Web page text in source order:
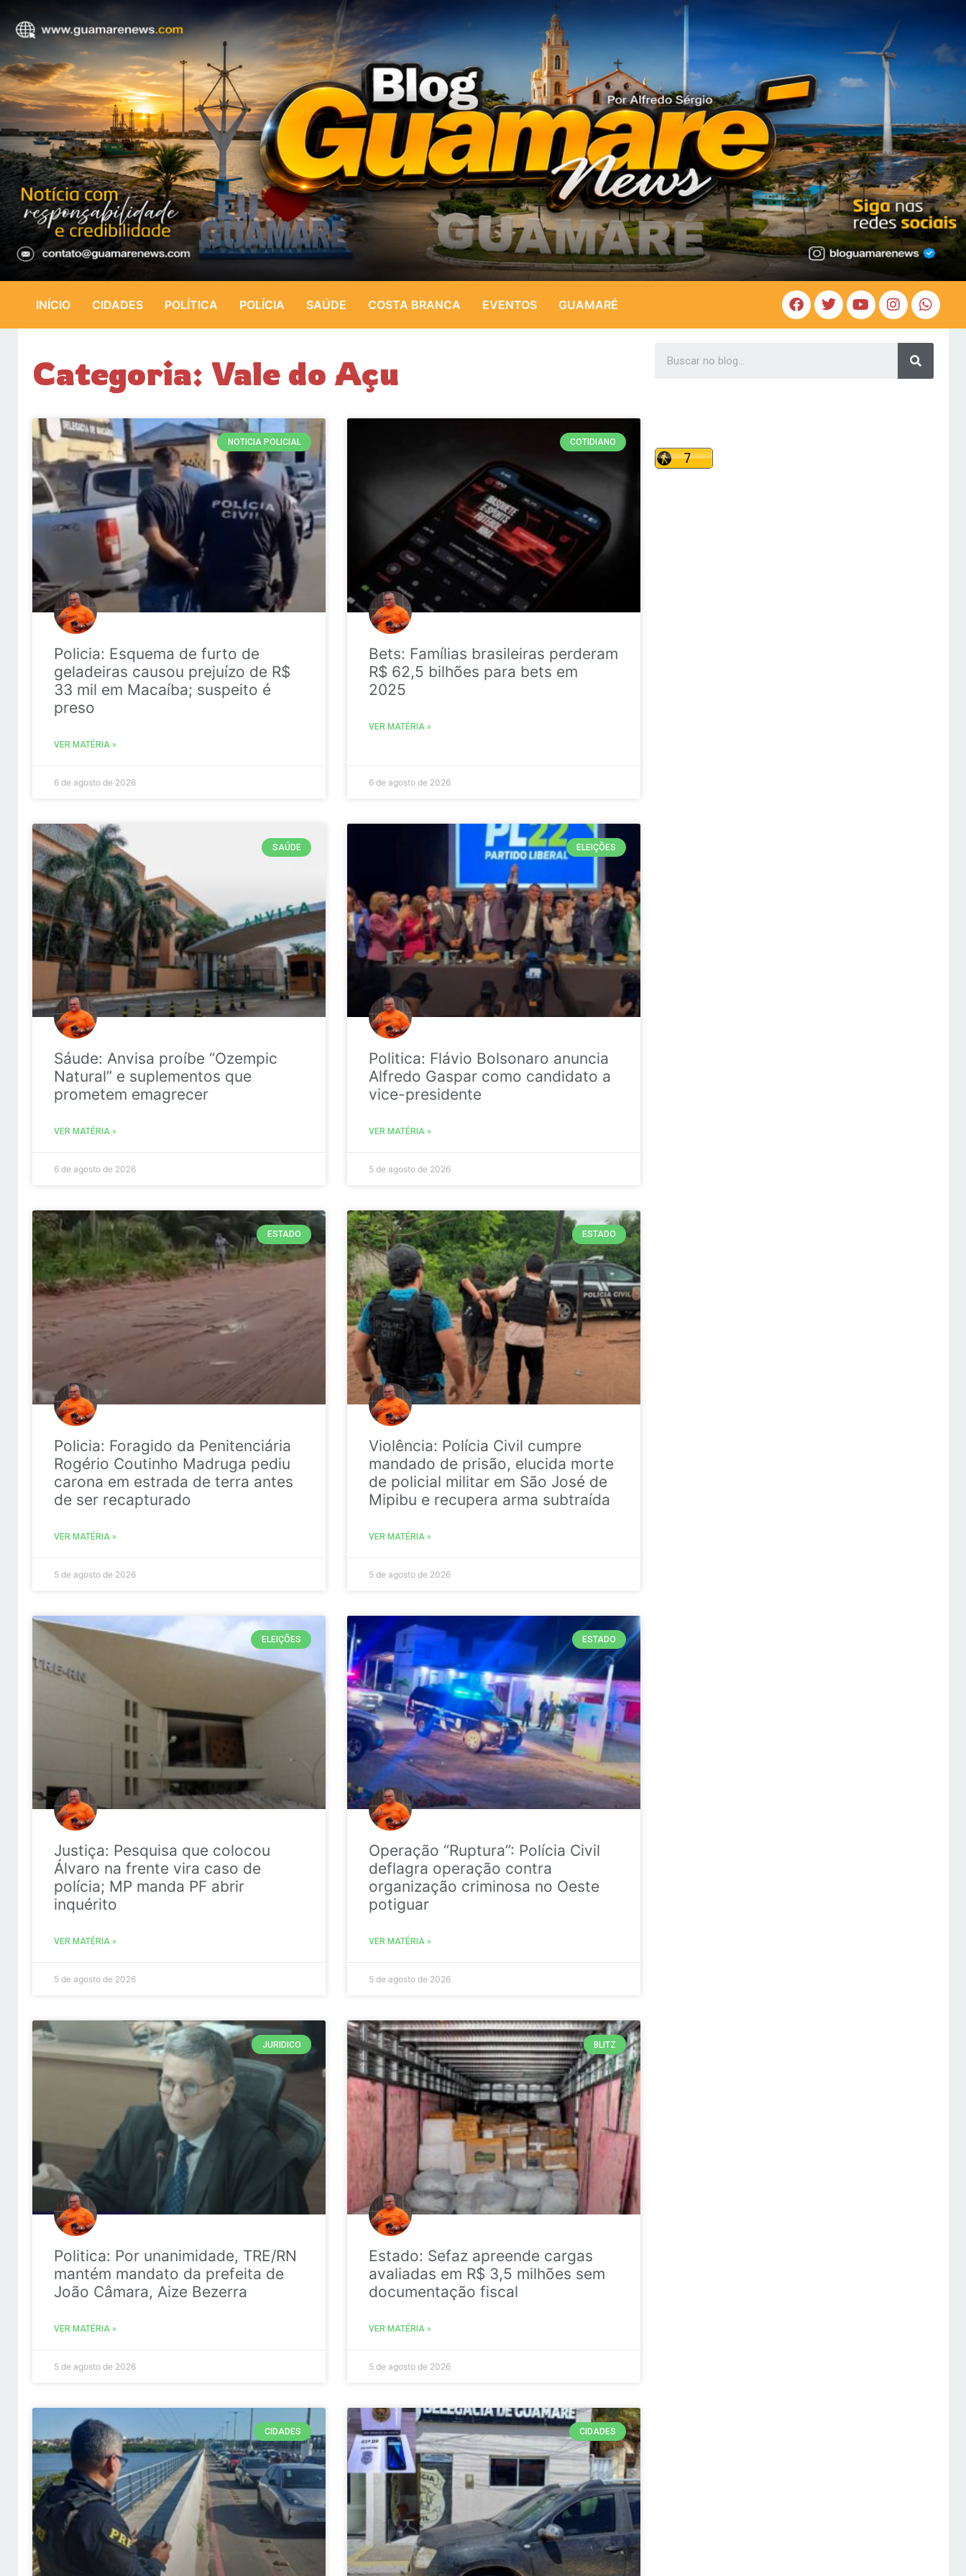
INÍCIO CIDADES POLÍTICA POLÍCIA SAÚDE COSTA BRANCA EVENTOS GUAMARÉ
Categoria: Vale do Açu
NOTICIA POLICIAL
Policia: Esquema de furto de
geladeiras causou prejuízo de R$
33 mil em Macaíba; suspeito é
preso
VER MATÉRIA »
6 de agosto de 2026
COTIDIANO
Bets: Famílias brasileiras perderam
R$ 62,5 bilhões para bets em
2025
VER MATÉRIA »
6 de agosto de 2026
SAÚDE
Sáude: Anvisa proíbe “Ozempic
Natural” e suplementos que
prometem emagrecer
VER MATÉRIA »
6 de agosto de 2026
ELEIÇÕES
Politica: Flávio Bolsonaro anuncia
Alfredo Gaspar como candidato a
vice-presidente
VER MATÉRIA »
5 de agosto de 2026
ESTADO
Policia: Foragido da Penitenciária
Rogério Coutinho Madruga pediu
carona em estrada de terra antes
de ser recapturado
VER MATÉRIA »
5 de agosto de 2026
ESTADO
Violência: Polícia Civil cumpre
mandado de prisão, elucida morte
de policial militar em São José de
Mipibu e recupera arma subtraída
VER MATÉRIA »
5 de agosto de 2026
ELEIÇÕES
Justiça: Pesquisa que colocou
Álvaro na frente vira caso de
polícia; MP manda PF abrir
inquérito
VER MATÉRIA »
5 de agosto de 2026
ESTADO
Operação “Ruptura”: Polícia Civil
deflagra operação contra
organização criminosa no Oeste
potiguar
VER MATÉRIA »
5 de agosto de 2026
JURIDICO
Politica: Por unanimidade, TRE/RN
mantém mandato da prefeita de
João Câmara, Aize Bezerra
VER MATÉRIA »
5 de agosto de 2026
BLITZ
Estado: Sefaz apreende cargas
avaliadas em R$ 3,5 milhões sem
documentação fiscal
VER MATÉRIA »
5 de agosto de 2026
CIDADES CIDADES